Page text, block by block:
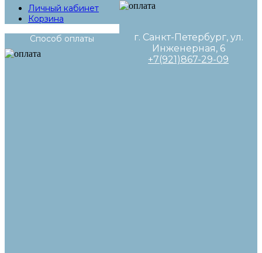
Личный кабинет
Корзина
Способ оплаты
г. Санкт-Петербург, ул.
Инженерная, 6
+7(921)867-29-09